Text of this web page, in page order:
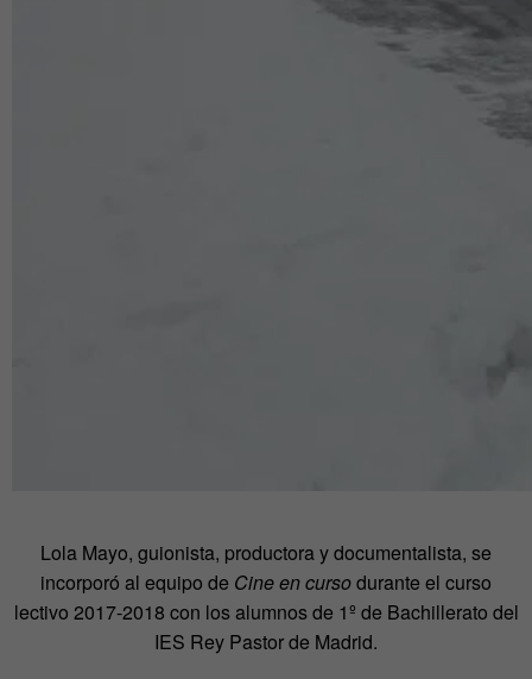
Lola Mayo, guionista, productora y documentalista, se
incorporó al equipo de Cine en cursodurante el curso
lectivo 2017-2018 con los alumnos de 1º de Bachillerato del
IES Rey Pastor de Madrid.